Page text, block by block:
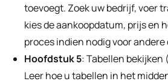
toevoegt. Zoek uw bedrijf, voer
kies de aankoopdatum, prijs en
proces indien nodig voor andere
Hoofdstuk 5: Tabellen bekijken
Leer hoe u tabellen in het